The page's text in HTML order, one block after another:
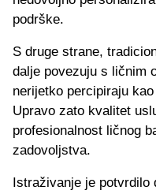
podrške.
S druge strane,
dalje povezuju s ličnim
nerijetko percipiraju
Upravo zato kvalitet
profesionalnost ličnog
zadovoljstva.
Istraživanje je potvrdilo